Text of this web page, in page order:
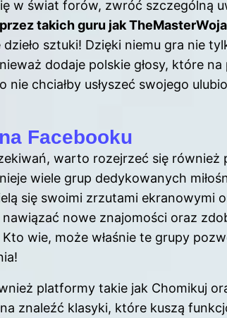
w świat forów, zwróć szczególną
takich guru jak
sztuki! Dzięki niemu gra nie
dodaje polskie głosy, które na
chciałby usłyszeć swojego
Facebooku
warto rozejrzeć się również
wiele grup dedykowanych
się swoimi zrzutami ekranowymi
nawiązać nowe znajomości oraz
wie, może właśnie te grupy
platformy takie jak Chomikuj
znaleźć klasyki, które kuszą